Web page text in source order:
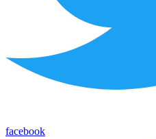
facebook